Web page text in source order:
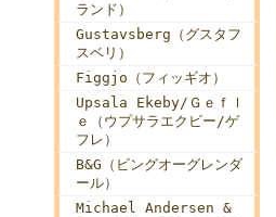
ランド）
Gustavsberg（グスタフ
スベリ）
Figgjo（フィッギオ）
Upsala Ekeby/Ｇｅｆｌ
ｅ（ウプサラエクビー/ゲ
フレ）
B&G（ビングオーグレンダ
ール）
Michael Andersen &